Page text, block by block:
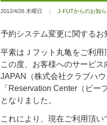
2012/4/26 木曜日 J-FUTからのお知
予約システム変更に関するお
平素はＪフット丸亀をご利
この度、お客様へのサービ
JAPAN（株式会社クラブハ
「Reservation Center（ピ
となりました。
これにより、現在ご利用頂